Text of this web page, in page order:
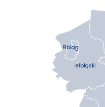
elbląski
Elbląg